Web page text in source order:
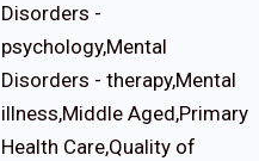
Disorders -
psychology,Mental
Disorders - therapy,Mental
illness,Middle Aged,Primary
Health Care,Quality of